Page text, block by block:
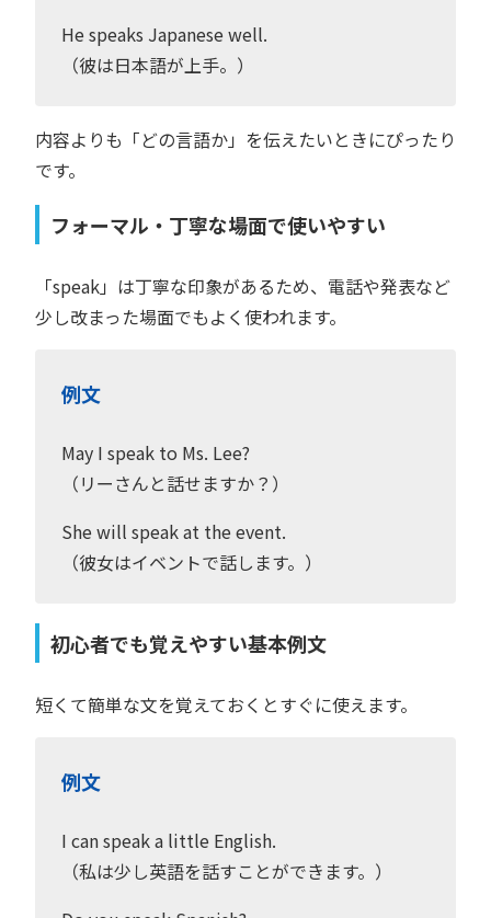
He speaks Japanese well.
（彼は日本語が上手。）
内容よりも「どの言語か」を伝えたいときにぴったり
です。
フォーマル・丁寧な場面で使いやすい
「speak」は丁寧な印象があるため、電話や発表など
少し改まった場面でもよく使われます。
例文
May I speak to Ms. Lee?
（リーさんと話せますか？）
She will speak at the event.
（彼女はイベントで話します。）
初心者でも覚えやすい基本例文
短くて簡単な文を覚えておくとすぐに使えます。
例文
I can speak a little English.
（私は少し英語を話すことができます。）